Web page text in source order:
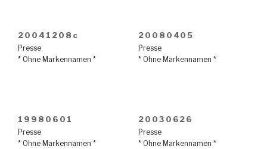
20041208c
Presse
* Ohne Markennamen *
20080405
Presse
* Ohne Markennamen *
19980601
Presse
* Ohne Markennamen *
20030626
Presse
* Ohne Markennamen *